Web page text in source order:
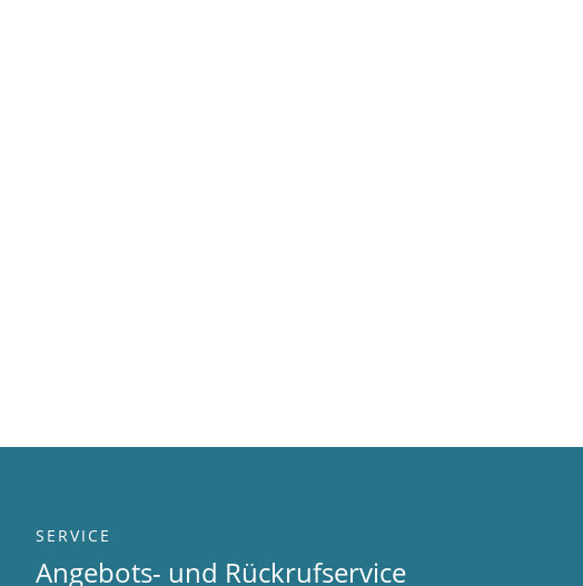
SERVICE
Angebots- und Rückrufservice